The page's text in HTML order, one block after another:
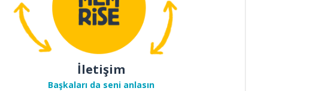
İletişim
Başkaları da seni anlasın